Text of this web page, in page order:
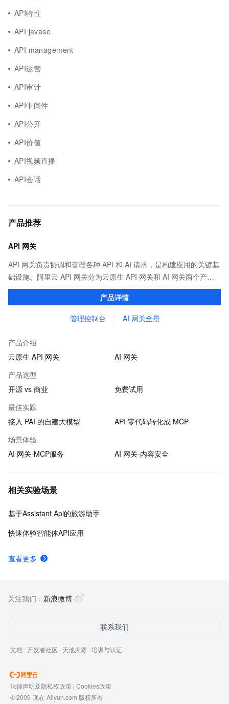
API特性
API javase
API management
API运营
API审计
API中间件
API公开
API价值
API视频直播
API会话
产品推荐
API 网关
API 网关负责协调和管理各种 API 和 AI 请求，是构建应用的关键基
础设施。阿里云 API 网关分为云原生 API 网关和 AI 网关两个产
品。
产品详情
管理控制台 AI 网关全景
产品介绍
云原生 API 网关
AI 网关
产品选型
开源 vs 商业
免费试用
最佳实践
接入 PAI 的自建大模型
API 零代码转化成 MCP
场景体验
AI 网关-MCP服务
AI 网关-内容安全
相关实验场景
基于Assistant Api的旅游助手
快速体验智能体API应用
查看更多
关注我们： 新浪微博
联系我们
文档 | 开发者社区 | 天池大赛 | 培训与认证
法律声明及隐私权政策 | Cookies政策
© 2009-现在 Aliyun.com 版权所有